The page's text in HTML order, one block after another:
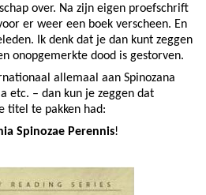
over. Na zijn eigen proefschrift
er weer een boek verscheen. En
Ik denk dat je dan kunt zeggen
onopgemerkte dood is gestorven.
allemaal aan Spinozana
etc. – dan kun je zeggen dat
titel te pakken had:
Spinozae Perennis!